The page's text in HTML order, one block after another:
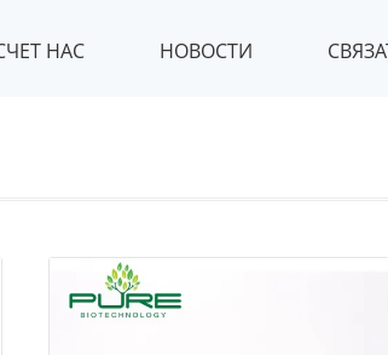
НАС
качество
Наш
сертификат
Наш
НОВОСТИ